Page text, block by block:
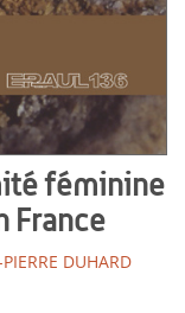
féminine
France
PIERRE DUHARD